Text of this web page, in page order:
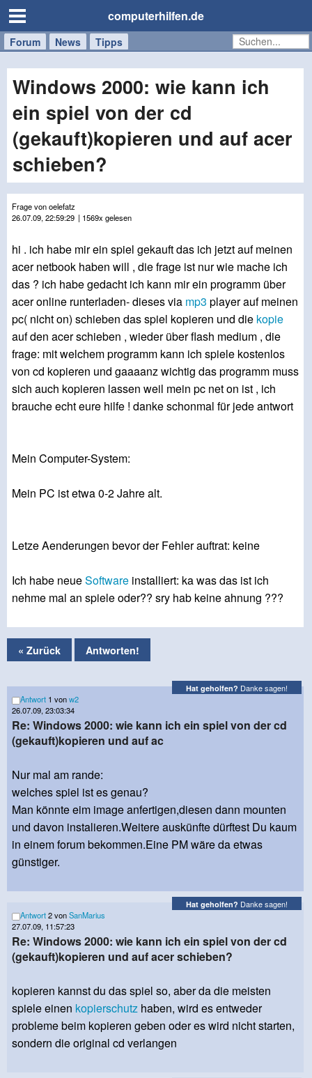
computerhilfen.de
Forum News Tipps
Handy
Tablet
Windows
Mac
Windows 2000: wie kann ich
ein spiel von der cd
(gekauft)kopieren und auf acer
schieben?
Frage von oelefatz
26.07.09, 22:59:29 | 1569x gelesen
hi . ich habe mir ein spiel gekauft das ich jetzt auf meinen
acer netbook haben will , die frage ist nur wie mache ich
das ? ich habe gedacht ich kann mir ein programm über
acer online runterladen- dieses via mp3 player auf meinen
pc( nicht on) schieben das spiel kopieren und die kopie
auf den acer schieben , wieder über flash medium , die
frage: mit welchem programm kann ich spiele kostenlos
von cd kopieren und gaaaanz wichtig das programm muss
sich auch kopieren lassen weil mein pc net on ist , ich
brauche echt eure hilfe ! danke schonmal für jede antwort
Mein Computer-System:
Mein PC ist etwa 0-2 Jahre alt.
Letze Aenderungen bevor der Fehler auftrat: keine
Ich habe neueSoftware installiert: ka was das ist ich
nehme mal an spiele oder?? sry hab keine ahnung ???
« Zurück Antworten!
Hat geholfen? Danke sagen!
Antwort 1 vonw2
26.07.09, 23:03:34
Re: Windows 2000: wie kann ich ein spiel von der cd
(gekauft)kopieren und auf ac
Nur mal am rande:
welches spiel ist es genau?
Man könnte eim image anfertigen,diesen dann mounten
und davon instalieren.Weitere auskünfte dürftest Du kaum
in einem forum bekommen.Eine PM wäre da etwas
günstiger.
Hat geholfen? Danke sagen!
Antwort2 vonSanMarius
27.07.09, 11:57:23
Re: Windows 2000: wie kann ich ein spiel von der cd
(gekauft)kopieren und auf acer schieben?
kopieren kannst du das spiel so, aber da die meisten
spiele einen kopierschutz haben, wird es entweder
probleme beim kopieren geben oder es wird nicht starten,
sondern die original cd verlangen